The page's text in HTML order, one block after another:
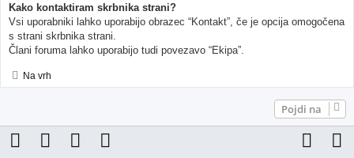
Kako kontaktiram skrbnika strani?
Vsi uporabniki lahko uporabijo obrazec “Kontakt”, če je opcija omogočena
s strani skrbnika strani.
Člani foruma lahko uporabijo tudi povezavo “Ekipa”.
Na vrh
Pojdi na